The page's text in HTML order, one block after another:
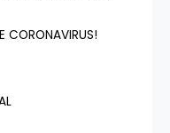
CORONAVIRUS!